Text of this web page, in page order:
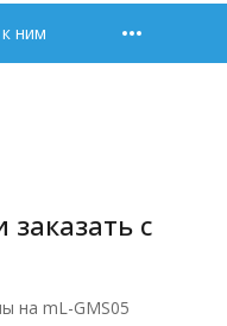
ним
с
на mL-GMS05